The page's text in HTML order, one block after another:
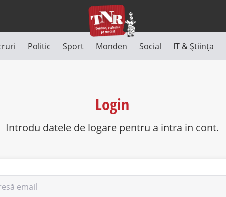
Politic Sport Monden Social IT & Știința
Login
Introdu datele de logare pentru a intra in cont.
email